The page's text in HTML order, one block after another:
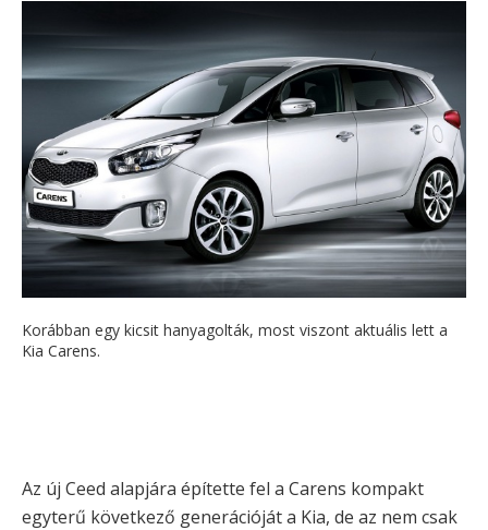
Korábban egy kicsit hanyagolták, most viszont aktuális lett a
Kia Carens.
Az új Ceed alapjára építette fel a Carens kompakt
egyterű következő generációját a Kia, de az nem csak